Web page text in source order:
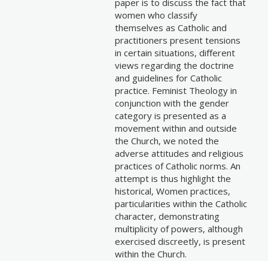
paper is to discuss the fact that
women who classify
themselves as Catholic and
practitioners present tensions
in certain situations, different
views regarding the doctrine
and guidelines for Catholic
practice. Feminist Theology in
conjunction with the gender
category is presented as a
movement within and outside
the Church, we noted the
adverse attitudes and religious
practices of Catholic norms. An
attempt is thus highlight the
historical, Women practices,
particularities within the Catholic
character, demonstrating
multiplicity of powers, although
exercised discreetly, is present
within the Church.